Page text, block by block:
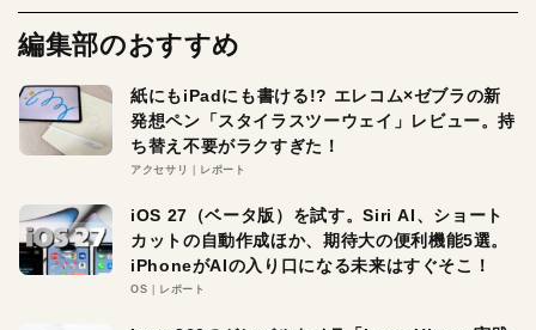
編集部のおすすめ
紙にもiPadにも書ける!? エレコム×ゼブラの新
発想ペン「スタイラスツーウェイ」レビュー。持
ち替え不要がラクすぎた！
アクセサリ レポート
iOS 27（ベータ版）を試す。Siri AI、ショート
カットの自動作成ほか、期待大の便利機能5選。
iPhoneがAIの入り口になる未来はすぐそこ！
OS レポート